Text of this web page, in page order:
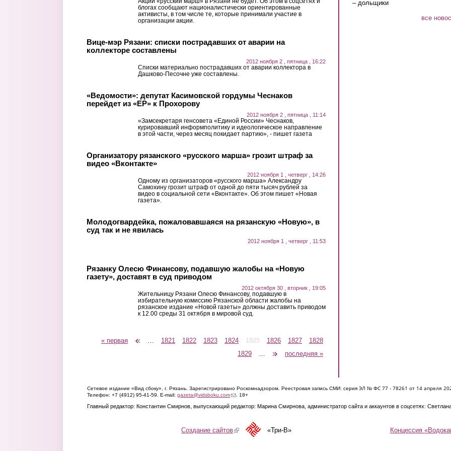
блогах сообщают националистически ориентированные
активисты, в том числе те, которые принимали участие в
организации акции.
Вице-мэр Рязани: списки пострадавших от аварии на
коллекторе составлены
2012 ноября 2 , пятница , 16:22
Списки материально пострадавших от аварии коллектора в
Дашково-Песочне уже составлены.
«Ведомости»: депутат Касимовской гордумы Чеснаков
перейдет из «ЕР» к Прохорову
2012 ноября 2 , пятница , 11:14
«Замсекретаря генсовета «Единой России» Чеснаков,
курировавший информполитику и идеологическое направление
в этой части, через месяц покидает партию», - пишет газета
Организатору рязанского «русского марша» грозит штраф за
видео «Вконтакте»
2012 ноября 1 , четверг , 14:26
Одному из организаторов «русского марша» Александру
Самохину грозит штраф от одной до пяти тысяч рублей за
видео в социальной сети «Вконтакте». Об этом пишет «Новая
газета».
Молодогвардейка, пожаловавшаяся на рязанскую «Новую», в
суд так и не явилась
2012 ноября 1 , четверг , 11:53
Рязанку Олесю Финансову, подавшую жалобы на «Новую
газету», доставят в суд приводом
2012 октября 30 , вторник , 19:05
Жительницу Рязани Олесю Финансову, подавшую в
избирательную комиссию Рязанской области жалобы на
рязанское издание «Новой газеты» должны доставить приводом
к 12.00 среды 31 октября в мировой суд.
Страницы
« первая 1821 1822 1823 1824 1825 1826 1827
1828
1829
последняя »
– дольщики
все
Сетевое издание «Вид сбоку», г. Рязань. Зарегистрировано Роскомнадзором. Реестровая запись СМИ: серия ЭЛ № ФС 77 - 78261 от 14 апреля
Телефон: +7 (4912) 95-41-59. E-mail: gazeta@vidsboku.com(link sends e-mail)
. 18+
Главный редактор: Константин Смирнов, выпускающий редактор: Марина Смирнова, администратор сайта и аккаунтов в соцсетях:
Концессия
Создание сайтов(link is external)«Три-В»